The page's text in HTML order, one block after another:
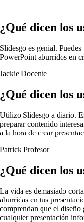
¿Qué dicen los
Slidesgo es genial.
PowerPoint aburridos en
Jackie Docente
¿Qué dicen los
Utilizo Slidesgo a diario.
preparar contenido
a la hora de crear
Patrick Profesor
¿Qué dicen los
La vida es demasiado
aburridas en tus
comprendan que el diseño
cualquier presentación